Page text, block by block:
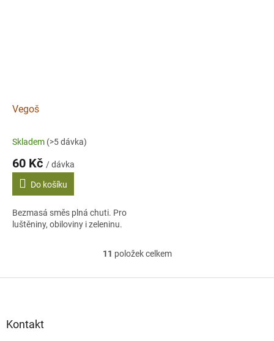
Vegoš
Skladem (>5 dávka)
60 Kč / dávka
Do košíku
Bezmasá směs plná chuti. Pro
luštěniny, obiloviny i zeleninu.
O
l
11 položek celkem
Kontakt